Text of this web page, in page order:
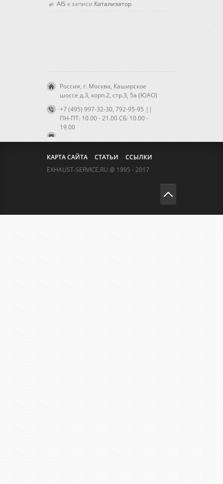
AIS к записи Катализатор
Россия, г. Москва, Каширское
шоссе д.3, корп.2, стр.3, 5а (ЮАО)
+7 (495) 997-32-30, 792-95-95 ||
ПН-ПТ: 10.00 - 21.00 CБ: 10.00 -
19.00
КАРТА САЙТА СТАТЬИ
ССЫЛКИ
EXHAUST-SERVICE.RU @ 1995 - 2017